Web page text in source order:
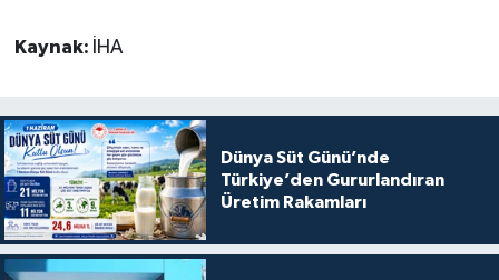
Kaynak: İHA
Dünya Süt Günü’nde
Türkiye’den Gururlandıran
Üretim Rakamları